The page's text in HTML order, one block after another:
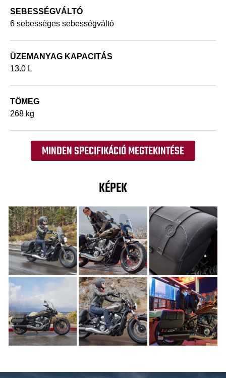
SEBESSÉGVÁLTÓ
6 sebességes sebességváltó
ÜZEMANYAG KAPACITÁS
13.0 L
TÖMEG
268 kg
MINDEN SPECIFIKÁCIÓ MEGTEKINTÉSE
KÉPEK